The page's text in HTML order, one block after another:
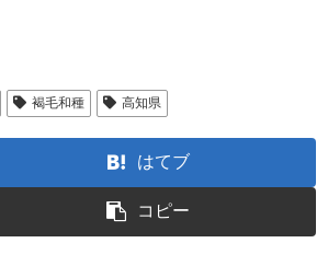
褐毛和種 高知県
はてブ
コピー